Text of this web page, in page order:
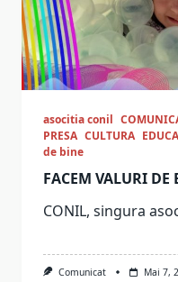
asocitia conil
PRESA CULTURA
de bine
FACEM VALURI DE
CONIL, singura
Comunicat Mai 7,